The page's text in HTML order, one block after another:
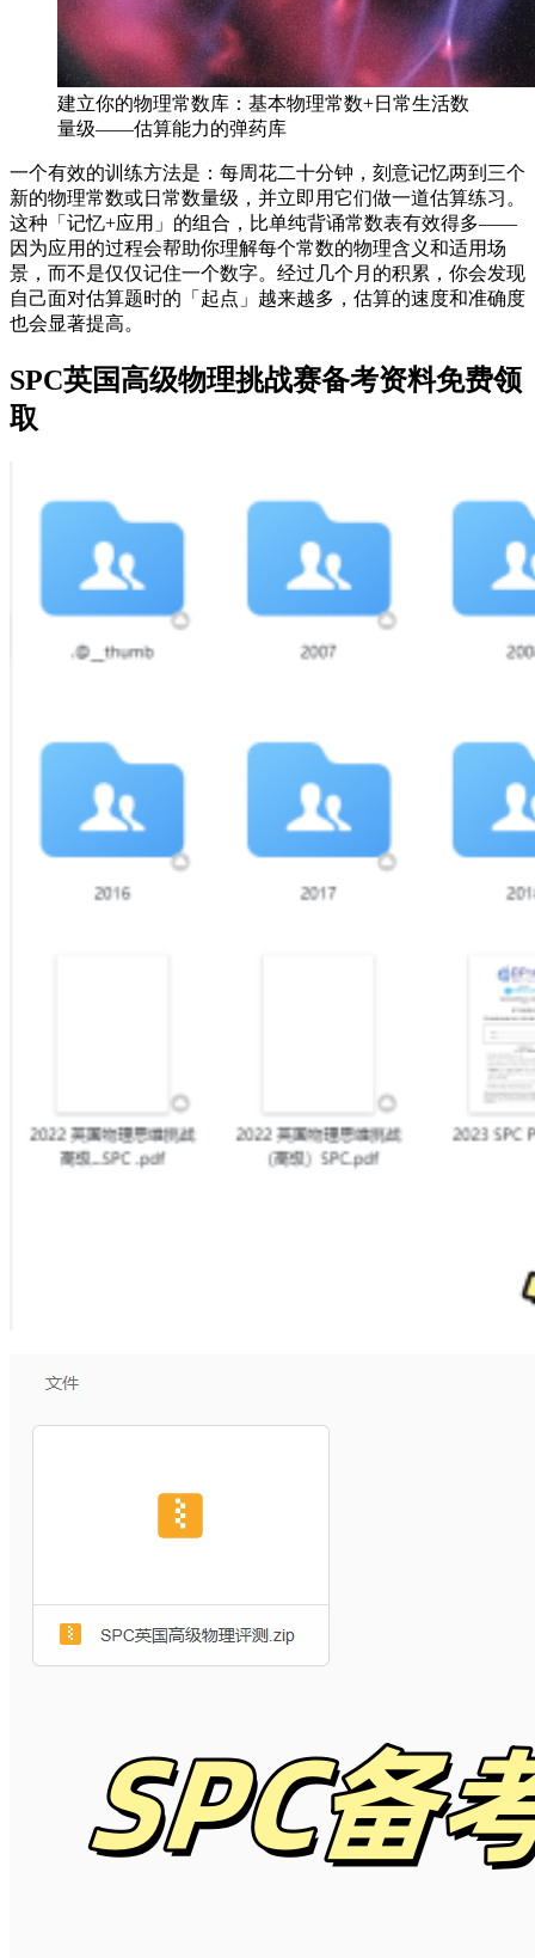
建立你的物理常数库：基本物理常数+日常生活数
量级——估算能力的弹药库
一个有效的训练方法是：每周花二十分钟，刻意记忆两到三个
新的物理常数或日常数量级，并立即用它们做一道估算练习。
这种「记忆+应用」的组合，比单纯背诵常数表有效得多——
因为应用的过程会帮助你理解每个常数的物理含义和适用场
景，而不是仅仅记住一个数字。经过几个月的积累，你会发现
自己面对估算题时的「起点」越来越多，估算的速度和准确度
也会显著提高。
SPC英国高级物理挑战赛备考资料免费领
取